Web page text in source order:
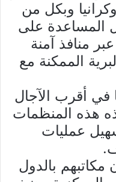
وبكل من
المساعدة على
منافذ آمنة
الممكنة مع
في أقرب الآجال
هذه المنظمات
عمليات
مكاتبهم بالدول